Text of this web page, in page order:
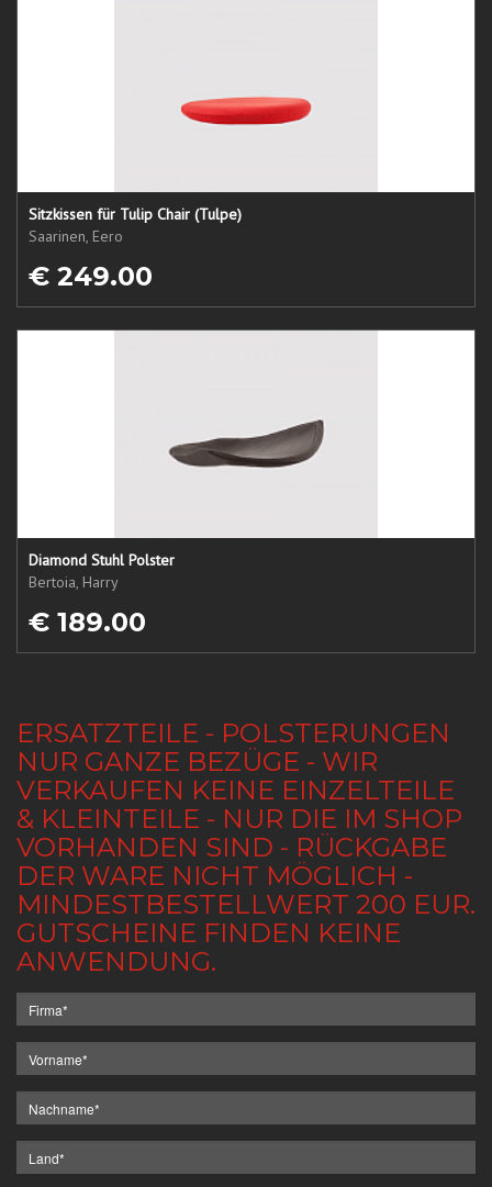
Sitzkissen für Tulip Chair (Tulpe)
Saarinen, Eero
€ 249.00
Diamond Stuhl Polster
Bertoia, Harry
€ 189.00
ERSATZTEILE - POLSTERUNGEN
NUR GANZE BEZÜGE - WIR
VERKAUFEN KEINE EINZELTEILE
& KLEINTEILE - NUR DIE IM SHOP
VORHANDEN SIND - RÜCKGABE
DER WARE NICHT MÖGLICH -
MINDESTBESTELLWERT 200 EUR.
GUTSCHEINE FINDEN KEINE
ANWENDUNG.